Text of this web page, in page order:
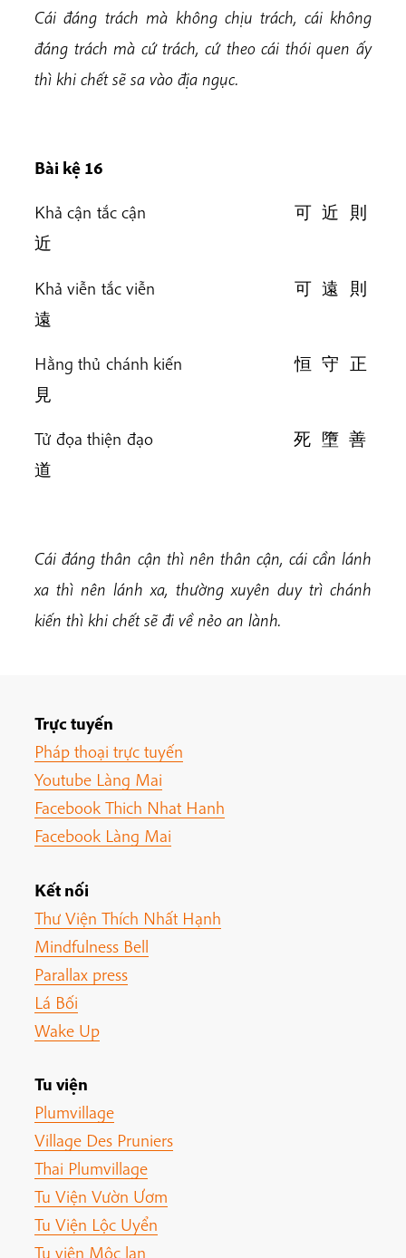
Cái đáng trách mà không chịu trách, cái không
đáng trách mà cứ trách, cứ theo cái thói quen ấy
thì khi chết sẽ sa vào địa ngục.
Bài kệ 16
Khả cận tắc cận 可 近 則
近
Khả viễn tắc viễn 可 遠 則
遠
Hằng thủ chánh kiến 恒 守 正
見
Tử đọa thiện đạo 死 墮 善
道
Cái đáng thân cận thì nên thân cận, cái cần lánh
xa thì nên lánh xa, thường xuyên duy trì chánh
kiến thì khi chết sẽ đi về nẻo an lành.
Trực tuyến
Pháp thoại trực tuyến
Youtube Làng Mai
Facebook Thich Nhat Hanh
Facebook Làng Mai
Kết nối
Thư Viện Thích Nhất Hạnh
Mindfulness Bell
Parallax press
Lá Bối
Wake Up
Tu viện
Plumvillage
Village Des Pruniers
Thai Plumvillage
Tu Viện Vườn Ươm
Tu Viện Lộc Uyển
Tu viện Mộc lan